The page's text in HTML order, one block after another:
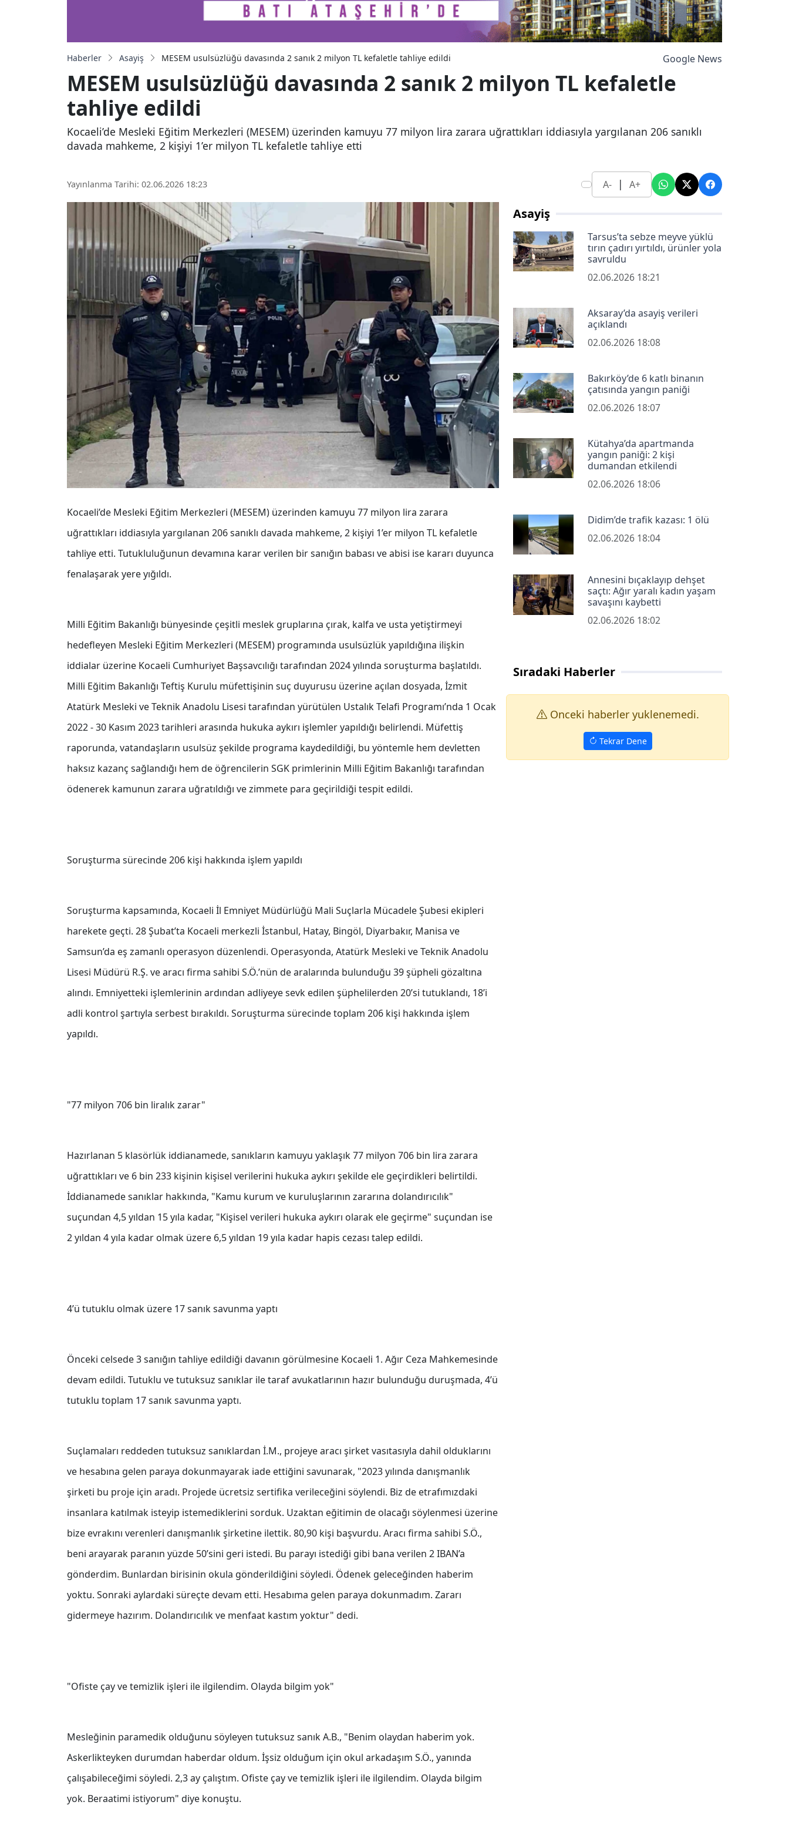
Haberler Asayiş MESEM usulsüzlüğü davasında 2 sanık 2 milyon TL kefaletle tahliye edildi Google News
MESEM usulsüzlüğü davasında 2 sanık 2 milyon TL kefaletle
tahliye edildi
Kocaeli’de Mesleki Eğitim Merkezleri (MESEM) üzerinden kamuyu 77 milyon lira zarara uğrattıkları iddiasıyla yargılanan 206 sanıklı
davada mahkeme, 2 kişiyi 1’er milyon TL kefaletle tahliye etti
Yayınlanma Tarihi: 02.06.2026 18:23 A- | A+
Kocaeli’de Mesleki Eğitim Merkezleri (MESEM) üzerinden kamuyu 77 milyon lira zarara
uğrattıkları iddiasıyla yargılanan 206 sanıklı davada mahkeme, 2 kişiyi 1’er milyon TL kefaletle
tahliye etti. Tutukluluğunun devamına karar verilen bir sanığın babası ve abisi ise kararı duyunca
fenalaşarak yere yığıldı.
Milli Eğitim Bakanlığı bünyesinde çeşitli meslek gruplarına çırak, kalfa ve usta yetiştirmeyi
hedefleyen Mesleki Eğitim Merkezleri (MESEM) programında usulsüzlük yapıldığına ilişkin
iddialar üzerine Kocaeli Cumhuriyet Başsavcılığı tarafından 2024 yılında soruşturma başlatıldı.
Milli Eğitim Bakanlığı Teftiş Kurulu müfettişinin suç duyurusu üzerine açılan dosyada, İzmit
Atatürk Mesleki ve Teknik Anadolu Lisesi tarafından yürütülen Ustalık Telafi Programı’nda 1 Ocak
2022 - 30 Kasım 2023 tarihleri arasında hukuka aykırı işlemler yapıldığı belirlendi. Müfettiş
raporunda, vatandaşların usulsüz şekilde programa kaydedildiği, bu yöntemle hem devletten
haksız kazanç sağlandığı hem de öğrencilerin SGK primlerinin Milli Eğitim Bakanlığı tarafından
ödenerek kamunun zarara uğratıldığı ve zimmete para geçirildiği tespit edildi.
Soruşturma sürecinde 206 kişi hakkında işlem yapıldı
Soruşturma kapsamında, Kocaeli İl Emniyet Müdürlüğü Mali Suçlarla Mücadele Şubesi ekipleri
harekete geçti. 28 Şubat’ta Kocaeli merkezli İstanbul, Hatay, Bingöl, Diyarbakır, Manisa ve
Samsun’da eş zamanlı operasyon düzenlendi. Operasyonda, Atatürk Mesleki ve Teknik Anadolu
Lisesi Müdürü R.Ş. ve aracı firma sahibi S.Ö.’nün de aralarında bulunduğu 39 şüpheli gözaltına
alındı. Emniyetteki işlemlerinin ardından adliyeye sevk edilen şüphelilerden 20’si tutuklandı, 18’i
adli kontrol şartıyla serbest bırakıldı. Soruşturma sürecinde toplam 206 kişi hakkında işlem
yapıldı.
"77 milyon 706 bin liralık zarar"
Hazırlanan 5 klasörlük iddianamede, sanıkların kamuyu yaklaşık 77 milyon 706 bin lira zarara
uğrattıkları ve 6 bin 233 kişinin kişisel verilerini hukuka aykırı şekilde ele geçirdikleri belirtildi.
İddianamede sanıklar hakkında, "Kamu kurum ve kuruluşlarının zararına dolandırıcılık"
suçundan 4,5 yıldan 15 yıla kadar, "Kişisel verileri hukuka aykırı olarak ele geçirme" suçundan ise
2 yıldan 4 yıla kadar olmak üzere 6,5 yıldan 19 yıla kadar hapis cezası talep edildi.
4’ü tutuklu olmak üzere 17 sanık savunma yaptı
Önceki celsede 3 sanığın tahliye edildiği davanın görülmesine Kocaeli 1. Ağır Ceza Mahkemesinde
devam edildi. Tutuklu ve tutuksuz sanıklar ile taraf avukatlarının hazır bulunduğu duruşmada, 4’ü
tutuklu toplam 17 sanık savunma yaptı.
Suçlamaları reddeden tutuksuz sanıklardan İ.M., projeye aracı şirket vasıtasıyla dahil olduklarını
ve hesabına gelen paraya dokunmayarak iade ettiğini savunarak, "2023 yılında danışmanlık
şirketi bu proje için aradı. Projede ücretsiz sertifika verileceğini söylendi. Biz de etrafımızdaki
insanlara katılmak isteyip istemediklerini sorduk. Uzaktan eğitimin de olacağı söylenmesi üzerine
bize evrakını verenleri danışmanlık şirketine ilettik. 80,90 kişi başvurdu. Aracı firma sahibi S.Ö.,
beni arayarak paranın yüzde 50’sini geri istedi. Bu parayı istediği gibi bana verilen 2 IBAN’a
gönderdim. Bunlardan birisinin okula gönderildiğini söyledi. Ödenek geleceğinden haberim
yoktu. Sonraki aylardaki süreçte devam etti. Hesabıma gelen paraya dokunmadım. Zararı
gidermeye hazırım. Dolandırıcılık ve menfaat kastım yoktur" dedi.
"Ofiste çay ve temizlik işleri ile ilgilendim. Olayda bilgim yok"
Mesleğinin paramedik olduğunu söyleyen tutuksuz sanık A.B., "Benim olaydan haberim yok.
Askerlikteyken durumdan haberdar oldum. İşsiz olduğum için okul arkadaşım S.Ö., yanında
çalışabileceğimi söyledi. 2,3 ay çalıştım. Ofiste çay ve temizlik işleri ile ilgilendim. Olayda bilgim
yok. Beraatimi istiyorum" diye konuştu.
Asayiş
Tarsus’ta sebze meyve yüklü
tırın çadırı yırtıldı, ürünler yola
savruldu
02.06.2026 18:21
Aksaray’da asayiş verileri
açıklandı
02.06.2026 18:08
Bakırköy’de 6 katlı binanın
çatısında yangın paniği
02.06.2026 18:07
Kütahya’da apartmanda
yangın paniği: 2 kişi
dumandan etkilendi
02.06.2026 18:06
Didim’de trafik kazası: 1 ölü
02.06.2026 18:04
Annesini bıçaklayıp dehşet
saçtı: Ağır yaralı kadın yaşam
savaşını kaybetti
02.06.2026 18:02
Sıradaki Haberler
Onceki haberler yuklenemedi.
Tekrar Dene